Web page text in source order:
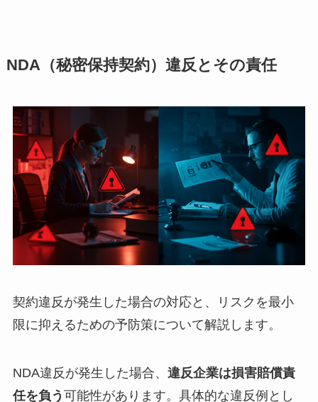
NDA（秘密保持契約）違反とその責任
契約違反が発生した場合の対応と、リスクを最小
限に抑えるための予防策について解説します。
NDA違反が発生した場合、 違反企業は損害賠償責
任を負う 可能性があります。具体的な違反例とし